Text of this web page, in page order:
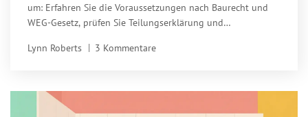
um: Erfahren Sie die Voraussetzungen nach Baurecht und
WEG-Gesetz, prüfen Sie Teilungserklärung und
Lynn Roberts
3 Kommentare